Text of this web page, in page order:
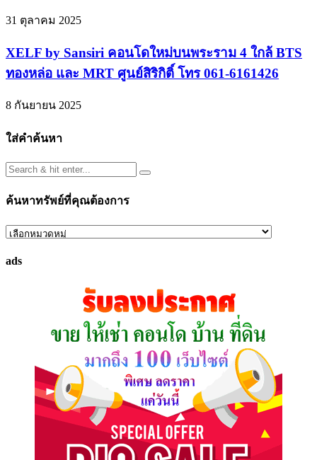
31 ตุลาคม 2025
XELF by Sansiri คอนโดใหม่บนพระราม 4 ใกล้ BTS
ทองหล่อ และ MRT ศูนย์สิริกิติ์ โทร 061-6161426
8 กันยายน 2025
ใส่คำค้นหา
ค้นหาทรัพย์ที่คุณต้องการ
ค้นหา
ที่
ads